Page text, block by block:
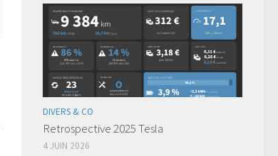
DIVERS & CO
Retrospective 2025 Tesla
4 JUIN 2026